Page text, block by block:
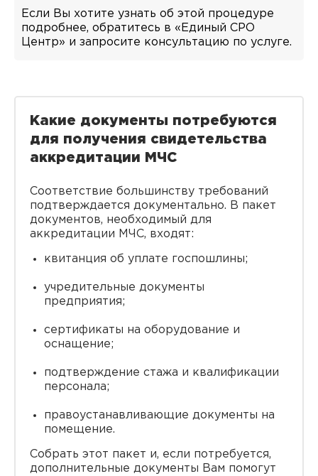
Если Вы хотите узнать об этой процедуре
подробнее, обратитесь в «Единый СРО
Центр» и запросите консультацию по услуге.
Какие документы потребуются
для получения свидетельства
аккредитации МЧС
Соответствие большинству требований
подтверждается документально. В пакет
документов, необходимый для
аккредитации МЧС, входят:
квитанция об уплате госпошлины;
учредительные документы
предприятия;
сертификаты на оборудование и
оснащение;
подтверждение стажа и квалификации
персонала;
правоустанавливающие документы на
помещение.
Собрать этот пакет и, если потребуется,
дополнительные документы Вам помогут